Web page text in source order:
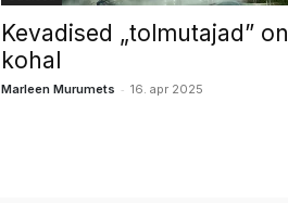
Kevadised „tolmutajad” on
kohal
Marleen Murumets - 16. apr 2025